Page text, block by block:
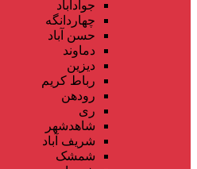
جوادآباد
چهاردانگه
حسن آباد
دماوند
دیزین
رباط کریم
رودهن
ری
شاهدشهر
شریف آباد
شمشک